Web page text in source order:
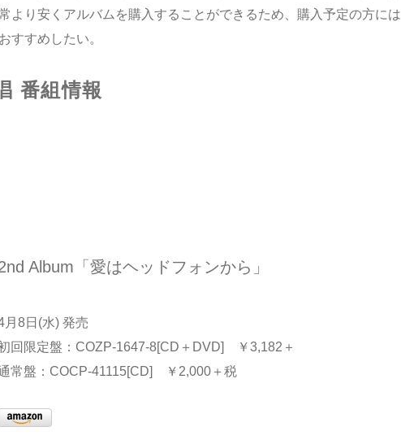
より安くアルバムを購入することができるため、購入予定の方には
すすめしたい。
番組情報
Album「愛はヘッドフォンから」
月8日(水) 発売
回限定盤：COZP-1647-8[CD＋DVD] ￥3,182＋
常盤：COCP-41115[CD] ￥2,000＋税